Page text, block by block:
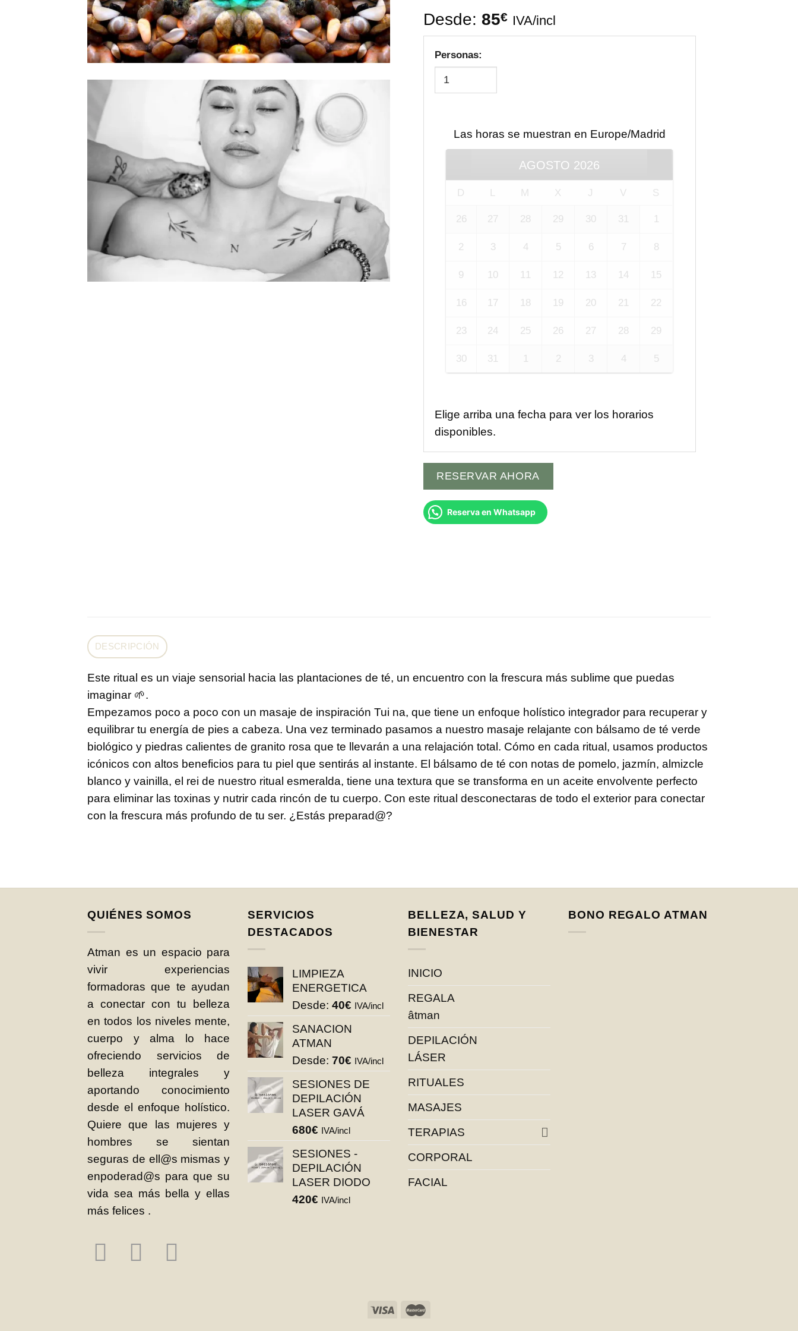
Desde: 85€ IVA/incl
Personas:
Las horas se muestran en Europe/Madrid
AGOSTO 2026
D L M X J V S
26 27 28 29 30 31 1
2 3 4 5 6 7 8
9 10 11 12 13 14 15
16 17 18 19 20 21 22
23 24 25 26 27 28 29
30 31 1 2 3 4 5
Elige arriba una fecha para ver los horarios
disponibles.
RESERVAR AHORA
Reserva en Whatsapp
DESCRIPCIÓN
Este ritual es un viaje sensorial hacia las plantaciones de té, un encuentro con la frescura más sublime que puedas
imaginar 🌱.
Empezamos poco a poco con un masaje de inspiración Tui na, que tiene un enfoque holístico integrador para recuperar y
equilibrar tu energía de pies a cabeza. Una vez terminado pasamos a nuestro masaje relajante con bálsamo de té verde
biológico y piedras calientes de granito rosa que te llevarán a una relajación total. Cómo en cada ritual, usamos productos
icónicos con altos beneficios para tu piel que sentirás al instante. El bálsamo de té con notas de pomelo, jazmín, almizcle
blanco y vainilla, el rei de nuestro ritual esmeralda, tiene una textura que se transforma en un aceite envolvente perfecto
para eliminar las toxinas y nutrir cada rincón de tu cuerpo. Con este ritual desconectaras de todo el exterior para conectar
con la frescura más profundo de tu ser. ¿Estás preparad@?
QUIÉNES SOMOS
Atman es un espacio para
vivir experiencias
formadoras que te ayudan
a conectar con tu belleza
en todos los niveles mente,
cuerpo y alma lo hace
ofreciendo servicios de
belleza integrales y
aportando conocimiento
desde el enfoque holístico.
Quiere que las mujeres y
hombres se sientan
seguras de ell@s mismas y
enpoderad@s para que su
vida sea más bella y ellas
más felices .
SERVICIOS
DESTACADOS
LIMPIEZA
ENERGETICA
Desde: 40€ IVA/incl
SANACION
ATMAN
Desde: 70€ IVA/incl
SESIONES DE
DEPILACIÓN
LASER GAVÁ
680€ IVA/incl
SESIONES -
DEPILACIÓN
LASER DIODO
420€ IVA/incl
BELLEZA, SALUD Y
BIENESTAR
INICIO
REGALA
âtman
DEPILACIÓN
LÁSER
RITUALES
MASAJES
TERAPIAS
CORPORAL
FACIAL
BONO REGALO ATMAN